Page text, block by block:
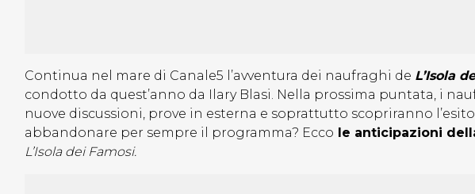
Continua nel mare di Canale5 l’avventura dei naufraghi de L’Isola
condotto da quest’anno da Ilary Blasi. Nella prossima puntata, i
nuove discussioni, prove in esterna e soprattutto scopriranno
abbandonare per sempre il programma? Ecco le anticipazioni
L’Isola dei Famosi.